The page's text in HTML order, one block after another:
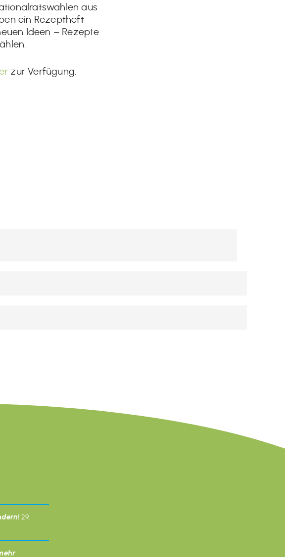
aus
ein Rezeptheft
Ideen – Rezepte
zur Verfügung.
29.